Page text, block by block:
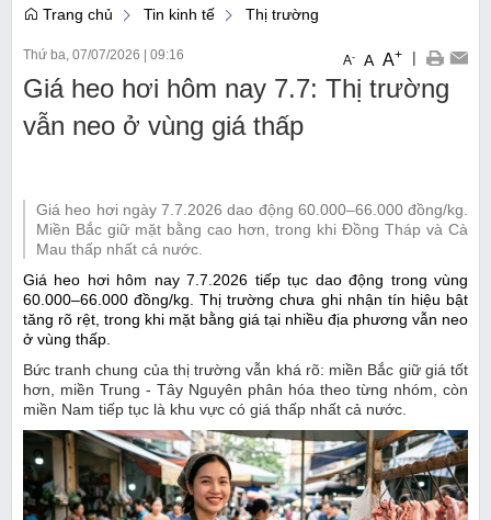
Trang chủ Tin kinh tế Thị trường
Thứ ba, 07/07/2026 09:16 A- A A+ |
Giá heo hơi hôm nay 7.7: Thị trường
vẫn neo ở vùng giá thấp
Giá heo hơi ngày 7.7.2026 dao động 60.000–66.000 đồng/kg.
Miền Bắc giữ mặt bằng cao hơn, trong khi Đồng Tháp và Cà
Mau thấp nhất cả nước.
Giá heo hơi hôm nay 7.7.2026 tiếp tục dao động trong vùng
60.000–66.000 đồng/kg. Thị trường chưa ghi nhận tín hiệu bật
tăng rõ rệt, trong khi mặt bằng giá tại nhiều địa phương vẫn neo
ở vùng thấp.
Bức tranh chung của thị trường vẫn khá rõ: miền Bắc giữ giá tốt
hơn, miền Trung - Tây Nguyên phân hóa theo từng nhóm, còn
miền Nam tiếp tục là khu vực có giá thấp nhất cả nước.